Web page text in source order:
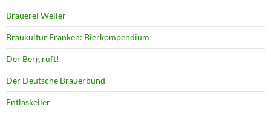
Brauerei Weller
Braukultur Franken: Bierkompendium
Der Berg ruft!
Der Deutsche Brauerbund
Entlaskeller